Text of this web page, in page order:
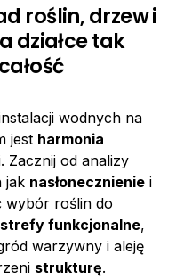
roślin, drzew i
działce tak
wodnych na
jest harmonia
Zacznij od analizy
jak nasłonecznienie i
wybór roślin do
strefy funkcjonalne,
warzywny i aleję
strukturę.